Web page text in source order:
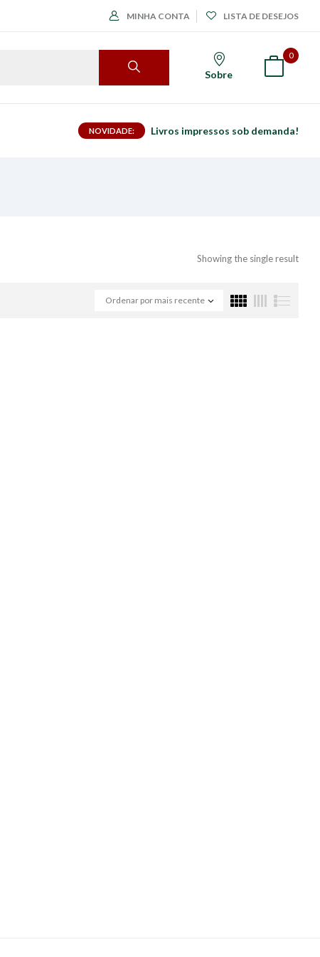
MINHA CONTA LISTA DE DESEJOS
Sobre
0
NOVIDADE: Livros impressos sob demanda!
Showing the single result
Ordenar por mais recente